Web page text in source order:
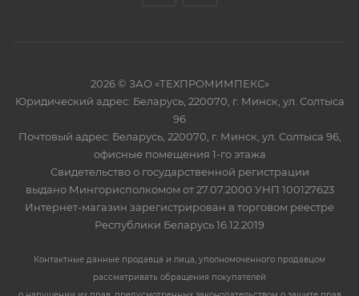
2026 © ЗАО «ТЕХПРОМИМПЕКС»
Юридический адрес: Беларусь, 220070, г. Минск, ул. Солтыса
96
Почтовый адрес: Беларусь, 220070, г. Минск, ул. Солтыса 96,
офисные помещения 1-го этажа
Свидетельство о государственной регистрации
выдано Мингорисполкомом от 27.07.2000 УНП 100127623
Интернет-магазин зарегистрирован в торговом реестре
Республики Беларусь 16.12.2019
Контактные данные продавца и лица, уполномоченного продавцом
рассматривать обращения покупателей